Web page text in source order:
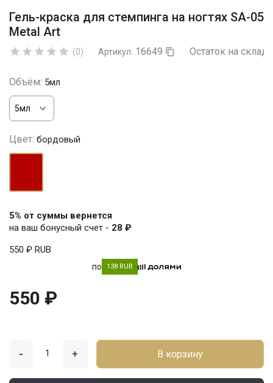
Гель-краска для стемпинга на ногтях SA-05
Metal Art
     (0) Артикул: 16649  Остаток на
Объём: 5мл
Цвет: бордовый
5% от суммы вернется
на ваш бонусный счет - 28 ₽
550 ₽ RUB
по 138 RUB
550 ₽
- + В корзину